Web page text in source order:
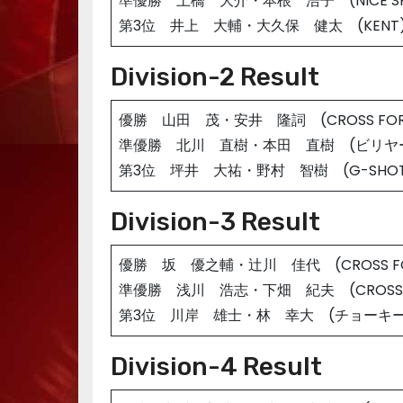
第3位 井上 大輔・大久保 健太
Division-2 Result
優勝 山田 茂・安井 隆詞 (CROSS
準優勝 北川 直樹・本田 直樹 (ビリヤ
第3位 坪井 大祐・野村 智樹 (G-
Division-3 Result
優勝 坂 優之輔・辻川 佳代 (CROSS
準優勝 浅川 浩志・下畑 紀夫 (CROSS
第3位 川岸 雄士・林 幸大 (チョーキ
Division-4 Result